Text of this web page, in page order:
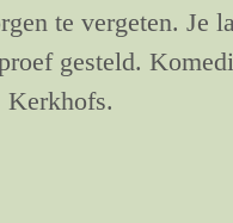
te vergeten. Je
gesteld.
Kerkhofs.